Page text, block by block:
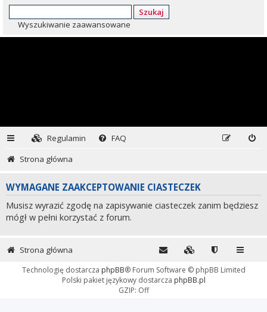
Szukaj
Wyszukiwanie zaawansowane
Regulamin
FAQ
Strona główna
WYMAGANE ZAAKCEPTOWANIE CIASTECZEK
Musisz wyrazić zgodę na zapisywanie ciasteczek zanim będziesz
mógł w pełni korzystać z forum.
Strona główna
Technologię dostarcza phpBB® Forum Software © phpBB Limited
Polski pakiet językowy dostarcza phpBB.pl
GZIP: Off